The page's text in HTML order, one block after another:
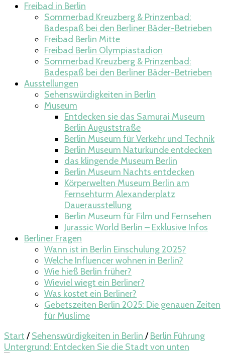
Freibad in Berlin
Sommerbad Kreuzberg & Prinzenbad:
Badespaß bei den Berliner Bäder-Betrieben
Freibad Berlin Mitte​
Freibad Berlin Olympiastadion​
Sommerbad Kreuzberg & Prinzenbad:
Badespaß bei den Berliner Bäder-Betrieben
Ausstellungen
Sehenswürdigkeiten in Berlin
Museum
Entdecken sie das Samurai Museum
Berlin Auguststraße
Berlin Museum für Verkehr und Technik
Berlin Museum Naturkunde entdecken
das klingende Museum Berlin
Berlin Museum Nachts entdecken
Körperwelten Museum Berlin am
Fernsehturm Alexanderplatz
Dauerausstellung
Berlin Museum für Film und Fernsehen
Jurassic World Berlin – Exklusive Infos
Berliner Fragen
Wann ist in Berlin Einschulung 2025?
Welche Influencer wohnen in Berlin​?
Wie hieß Berlin früher?
Wieviel wiegt ein Berliner​?
Was kostet ein Berliner?
Gebetszeiten Berlin 2025: Die genauen Zeiten
für Muslime
Start / Sehenswürdigkeiten in Berlin / Berlin Führung
Untergrund: Entdecken Sie die Stadt von unten